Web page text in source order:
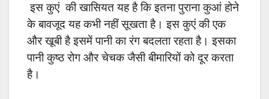
इस कुएं की खासियत यह है कि इतना पुराना कुआं होने
के बावजूद यह कभी नहीं सूखता है। इस कुएं की एक
और खूबी है इसमें पानी का रंग बदलता रहता है। इसका
पानी कुष्ठ रोग और चेचक जैसी बीमारियों को दूर करता
है।